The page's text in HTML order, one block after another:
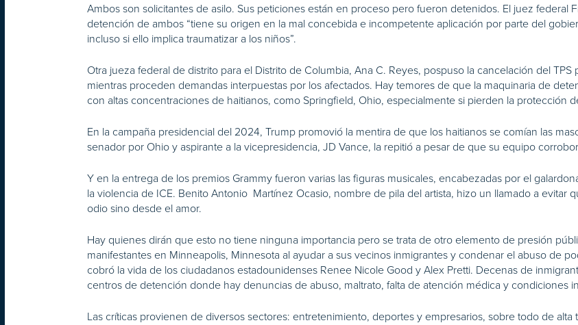
Ambos son solicitantes de asilo. Sus peticiones están en proceso pero fueron detenidos. El juez federal
detención de ambos “tiene su origen en la mal concebida e incompetente aplicación por parte del
incluso si ello implica traumatizar a los niños”.
Otra jueza federal de distrito para el Distrito de Columbia, Ana C. Reyes, pospuso la cancelación del
mientras proceden demandas interpuestas por los afectados. Hay temores de que la maquinaria de
con altas concentraciones de haitianos, como Springfield, Ohio, especialmente si pierden la protección
En la campaña presidencial del 2024, Trump promovió la mentira de que los haitianos se comían las
senador por Ohio y aspirante a la vicepresidencia, JD Vance, la repitió a pesar de que su equipo
Y en la entrega de los premios Grammy fueron varias las figuras musicales, encabezadas por el
la violencia de ICE. Benito Antonio Martínez Ocasio, nombre de pila del artista, hizo un llamado a evitar
odio sino desde el amor.
Hay quienes dirán que esto no tiene ninguna importancia pero se trata de otro elemento de presión
manifestantes en Minneapolis, Minnesota al ayudar a sus vecinos inmigrantes y condenar el abuso de
cobró la vida de los ciudadanos estadounidenses Renee Nicole Good y Alex Pretti. Decenas de
centros de detención donde hay denuncias de abuso, maltrato, falta de atención médica y condiciones
Las críticas provienen de diversos sectores: entretenimiento, deportes y empresarios, sobre todo de alta